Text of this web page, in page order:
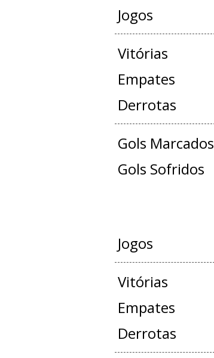
Jogos
Vitórias
Empates
Derrotas
Gols Marcados
Gols Sofridos
Jogos
Vitórias
Empates
Derrotas